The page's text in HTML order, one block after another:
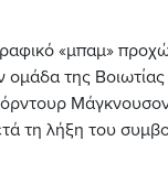
«μπαμ»
ομάδα της
τη λήξη του